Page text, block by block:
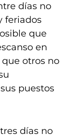
días no
feriados
que
en
otros no
puestos
días no